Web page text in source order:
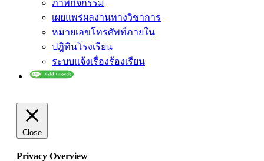
ภาพกิจกรรม
เผยแพร่ผลงานทางวิชาการ
หมายเลขโทรศัพท์ภายใน
ปฎิทินโรงเรียน
ระบบแจ้งเรื่องร้องเรียน
Close
Privacy Overview